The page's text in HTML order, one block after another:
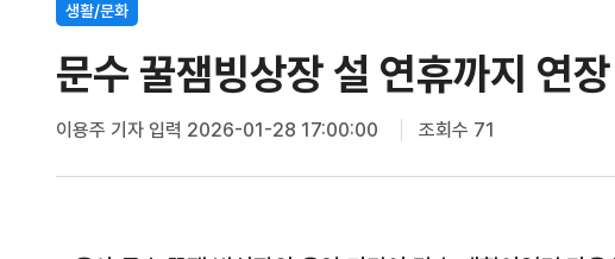
생활/문화
문수 꿀잼빙상장 설 연휴까지 연
이용주 기자입력 2026-01-28 17:00:00 조회수 71